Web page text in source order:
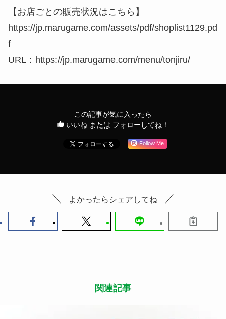
https://jp.marugame.com/assets/pdf/shoplist1129.pd
URL：https://jp.marugame.com/menu/tonjiru/
この記事が気に入ったら
いいね または フォローしてね！
よかったらシェアしてね